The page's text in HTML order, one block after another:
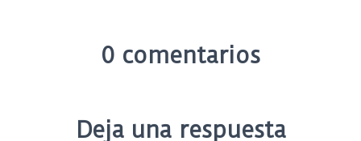
0 comentarios
Deja una respuesta